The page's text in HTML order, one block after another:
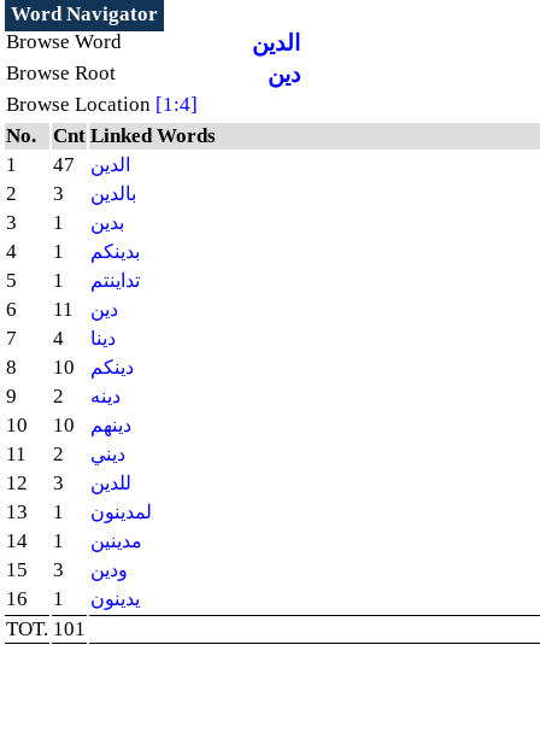
Word Navigator
Browse Word
الدين
Browse Root دين
Browse Location [1:4]
No.
Cnt Linked Words
1
47 الدين
2 3 بالدين
3 1 بدين
4 1 بدينكم
5 1 تداينتم
6 11 دين
7 4 دينا
8 10 دينكم
9 2 دينه
10 10 دينهم
11 2 ديني
12 3 للدين
13 1 لمدينون
14 1 مدينين
15 3 ودين
16 1 يدينون
TOT. 101